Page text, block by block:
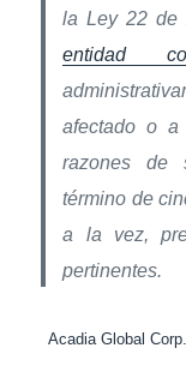
la Ley 22 de
entidad
afectado o a
razones de
término de
a la vez,
pertinentes.
Acadia Global